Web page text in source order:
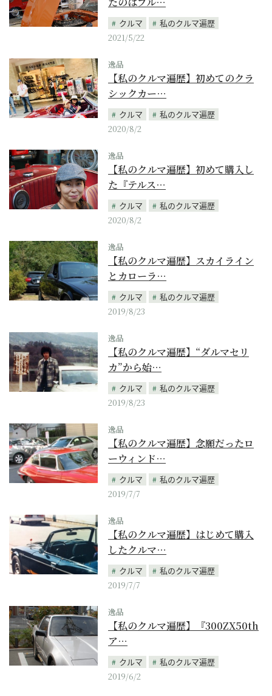
クルマ
私のクルマ遍歴
2021/5/22
逸品
【私のクルマ遍歴】初めてのクラ
シックカー…
クルマ
私のクルマ遍歴
2020/8/2
逸品
【私のクルマ遍歴】初めて購入し
た『テルス…
クルマ
私のクルマ遍歴
2020/8/2
逸品
【私のクルマ遍歴】スカイライン
とカローラ…
クルマ
私のクルマ遍歴
2019/8/23
逸品
【私のクルマ遍歴】“ダルマセリ
カ”から始…
クルマ
私のクルマ遍歴
2019/8/23
逸品
【私のクルマ遍歴】念願だったロ
ーウィンド…
クルマ
私のクルマ遍歴
2019/7/7
逸品
【私のクルマ遍歴】はじめて購入
したクルマ…
クルマ
私のクルマ遍歴
2019/7/7
逸品
【私のクルマ遍歴】『300ZX50th
ア…
クルマ
私のクルマ遍歴
2019/6/2